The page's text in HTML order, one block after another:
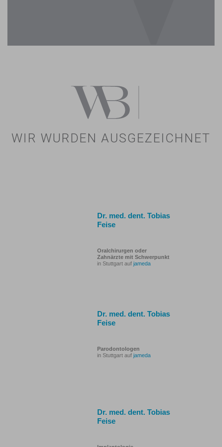
WIR WURDEN AUSGEZEICHNET
Dr. med. dent. Tobias
Feise
Oralchirurgen oder
Zahnärzte mit Schwerpunkt
in Stuttgart auf jameda
Dr. med. dent. Tobias
Feise
Parodontologen
in Stuttgart auf jameda
Dr. med. dent. Tobias
Feise